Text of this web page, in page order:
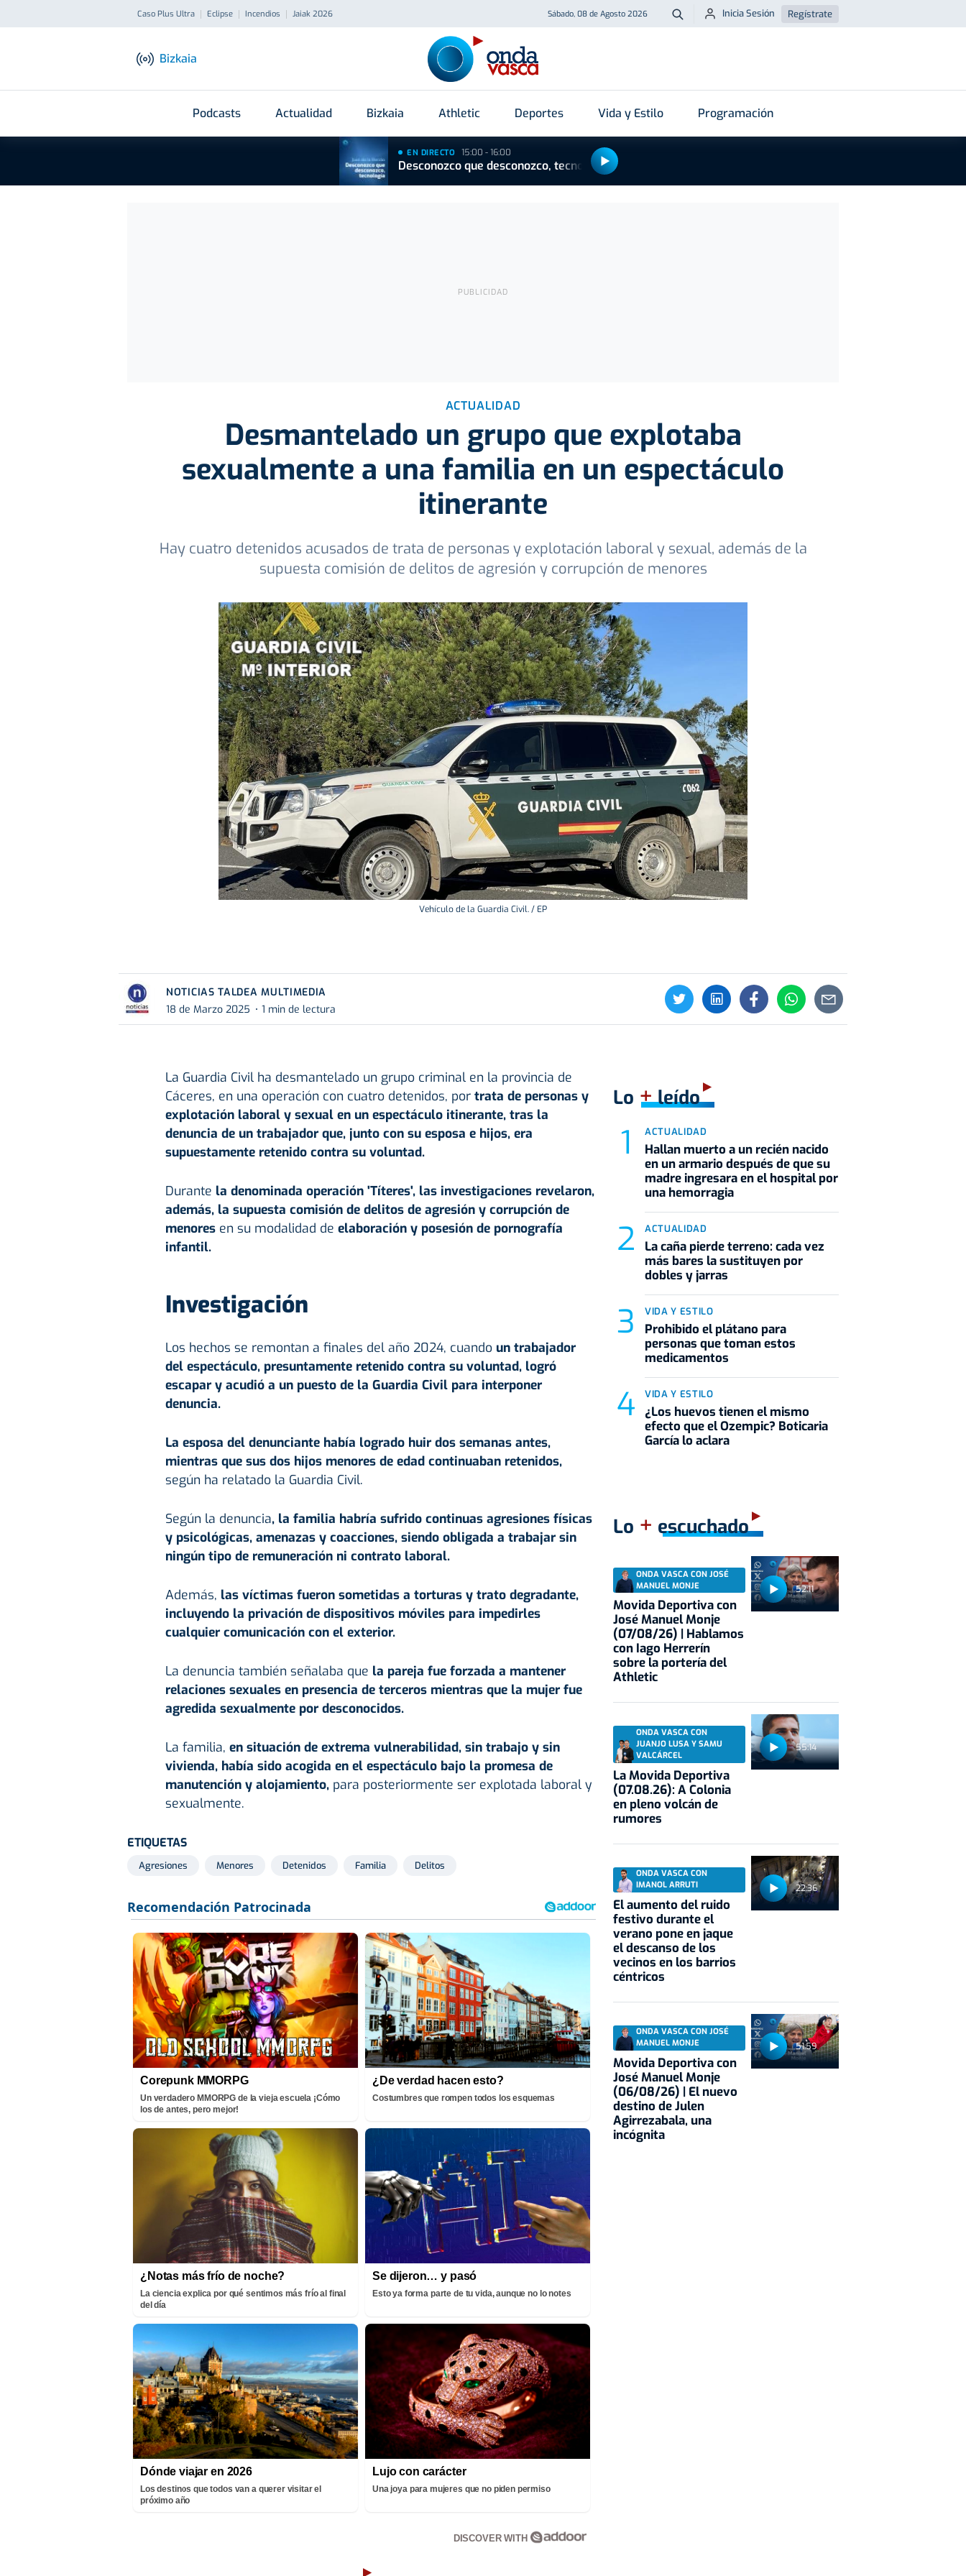
Caso Plus Ultra Eclipse Incendios Jaiak 2026 Sábado, 08 de Agosto 2026 Buscar
Inicia Sesión Regístrate
Bizkaia
Podcasts Actualidad Bizkaia Athletic Deportes Vida y Estilo Programación
EN DIRECTO 15:00 - 16:00
Desconozco que desconozco, tecnología
ACTUALIDAD
Desmantelado un grupo que explotaba
sexualmente a una familia en un espectáculo
itinerante
Hay cuatro detenidos acusados de trata de personas y explotación laboral y sexual, además de la
supuesta comisión de delitos de agresión y corrupción de menores
Vehículo de la Guardia Civil. / EP
NOTICIAS TALDEA MULTIMEDIA
18 de Marzo 2025
1 min de lectura
La Guardia Civil ha desmantelado un grupo criminal en la provincia de
Cáceres, en una operación con cuatro detenidos, por trata de personas y
explotación laboral y sexual en un espectáculo itinerante, tras la
denuncia de un trabajador que, junto con su esposa e hijos, era
supuestamente retenido contra su voluntad.
Durante la denominada operación 'Títeres', las investigaciones revelaron,
además, la supuesta comisión de delitos de agresión y corrupción de
menoresen su modalidad de elaboración y posesión de pornografía
infantil.
Investigación
Los hechos se remontan a finales del año 2024, cuandoun trabajador
del espectáculo, presuntamente retenido contra su voluntad, logró
escapar y acudió a un puesto de la Guardia Civil para interponer
denuncia.
La esposa del denunciante había logrado huir dos semanas antes,
mientras que sus dos hijos menores de edad continuaban retenidos,
según ha relatado la Guardia Civil.
Según la denuncia, la familia habría sufrido continuasagresiones físicas
y psicológicas, amenazas y coacciones, siendo obligada a trabajar sin
ningún tipo de remuneración ni contrato laboral.
Además, las víctimas fueron sometidas a torturas y trato degradante,
incluyendo la privación de dispositivos móviles para impedirles
cualquier comunicación con el exterior.
La denuncia también señalaba que la pareja fue forzada a mantener
relaciones sexuales en presencia de terceros mientras que la mujer fue
agredida sexualmentepor desconocidos.
La familia, en situación de extrema vulnerabilidad, sin trabajo y sin
vivienda, había sido acogida en el espectáculo bajo la promesa de
manutención y alojamiento, para posteriormente ser explotada laboral y
sexualmente.
ETIQUETAS
Agresiones Menores Detenidos Familia Delitos
Corepunk MMORPG
Un verdadero MMORPG de la vieja escuela ¡Cómo
los de antes, pero mejor!
¿De verdad hacen esto?
Costumbres que rompen todos los esquemas
¿Notas más frío de noche?
La ciencia explica por qué sentimos más frío al final
del día
Se dijeron… y pasó
Esto ya forma parte de tu vida, aunque no lo notes
Dónde viajar en 2026
Los destinos que todos van a querer visitar el
próximo año
Lujo con carácter
Una joya para mujeres que no piden permiso
DISCOVER WITH
Lo +leído
ACTUALIDAD
Hallan muerto a un recién nacido
en un armario después de que su
madre ingresara en el hospital por
una hemorragia
ACTUALIDAD
La caña pierde terreno: cada vez
más bares la sustituyen por
dobles y jarras
VIDA Y ESTILO
Prohibido el plátano para
personas que toman estos
medicamentos
VIDA Y ESTILO
¿Los huevos tienen el mismo
efecto que el Ozempic? Boticaria
García lo aclara
Lo + escuchado
52:11
ONDA VASCA CON JOSÉ
MANUEL MONJE
Movida Deportiva con
José Manuel Monje
(07/08/26) | Hablamos
con Iago Herrerín
sobre la portería del
Athletic
55:14
ONDA VASCA CON
JUANJO LUSA Y SAMU
VALCÁRCEL
La Movida Deportiva
(07.08.26): A Colonia
en pleno volcán de
rumores
22:36
ONDA VASCA CON
IMANOL ARRUTI
El aumento del ruido
festivo durante el
verano pone en jaque
el descanso de los
vecinos en los barrios
céntricos
51:59
ONDA VASCA CON JOSÉ
MANUEL MONJE
Movida Deportiva con
José Manuel Monje
(06/08/26) | El nuevo
destino de Julen
Agirrezabala, una
incógnita